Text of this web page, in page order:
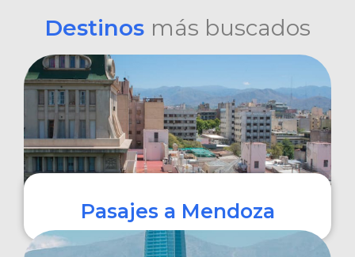
Destinos más buscados
Pasajes a Mendoza